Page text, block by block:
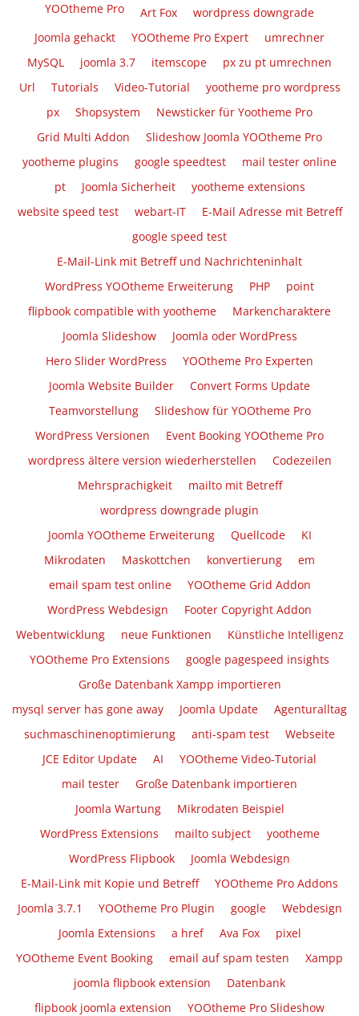
YOOtheme Pro
Art Fox
wordpress downgrade
Joomla gehackt
YOOtheme Pro Expert
umrechner
MySQL
joomla 3.7 itemscope
px zu pt umrechnen
Url
Tutorials Video-Tutorial
yootheme pro wordpress
px
Shopsystem
Newsticker für Yootheme Pro
Grid Multi Addon
Slideshow Joomla YOOtheme Pro
yootheme plugins
google speedtest
mail tester online
pt
Joomla Sicherheit
yootheme extensions
website speed test
webart-IT
E-Mail Adresse mit Betreff
google speed test
E-Mail-Link mit Betreff und Nachrichteninhalt
WordPress YOOtheme Erweiterung
PHP
point
flipbook compatible with yootheme
Markencharaktere
Joomla Slideshow
Joomla oder WordPress
Hero Slider WordPress
YOOtheme Pro Experten
Joomla Website Builder
Convert Forms Update
Teamvorstellung
Slideshow für YOOtheme Pro
WordPress Versionen
Event Booking YOOtheme Pro
wordpress ältere version wiederherstellen
Codezeilen
Mehrsprachigkeit
mailto mit Betreff
wordpress downgrade plugin
Joomla YOOtheme Erweiterung
Quellcode
KI
Mikrodaten
Maskottchen konvertierung
em
email spam test online
YOOtheme Grid Addon
WordPress Webdesign
Footer Copyright Addon
Webentwicklung
neue Funktionen
Künstliche Intelligenz
YOOtheme Pro Extensions
google pagespeed insights
Große Datenbank Xampp importieren
mysql server has gone away
Joomla Update
Agenturalltag
suchmaschinenoptimierung
anti-spam test
Webseite
JCE Editor Update
AI
YOOtheme Video-Tutorial
mail tester
Große Datenbank importieren
Joomla Wartung
Mikrodaten Beispiel
WordPress Extensions
mailto subject
yootheme
WordPress Flipbook
Joomla Webdesign
E-Mail-Link mit Kopie und Betreff
YOOtheme Pro Addons
Joomla 3.7.1
YOOtheme Pro Plugin google
Webdesign
Joomla Extensions
a href Ava Fox
pixel
YOOtheme Event Booking
email auf spam testen
Xampp
joomla flipbook extension
Datenbank
flipbook joomla extension
YOOtheme Pro Slideshow